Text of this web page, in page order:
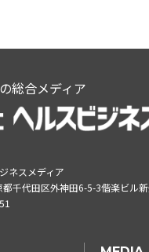
総合メディア
ネスメディア
都千代田区外神田6-5-3偕楽ビル